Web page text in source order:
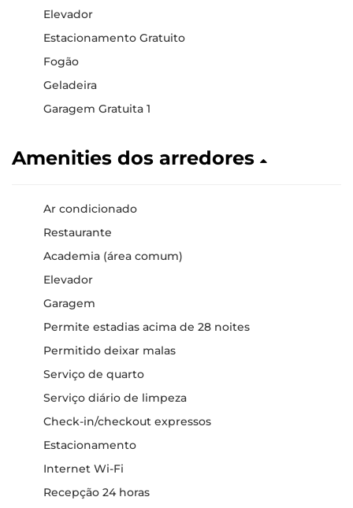
Elevador
Estacionamento Gratuito
Fogão
Geladeira
Garagem Gratuita 1
Amenities dos arredores
Ar condicionado
Restaurante
Academia (área comum)
Elevador
Garagem
Permite estadias acima de 28 noites
Permitido deixar malas
Serviço de quarto
Serviço diário de limpeza
Check-in/checkout expressos
Estacionamento
Internet Wi-Fi
Recepção 24 horas